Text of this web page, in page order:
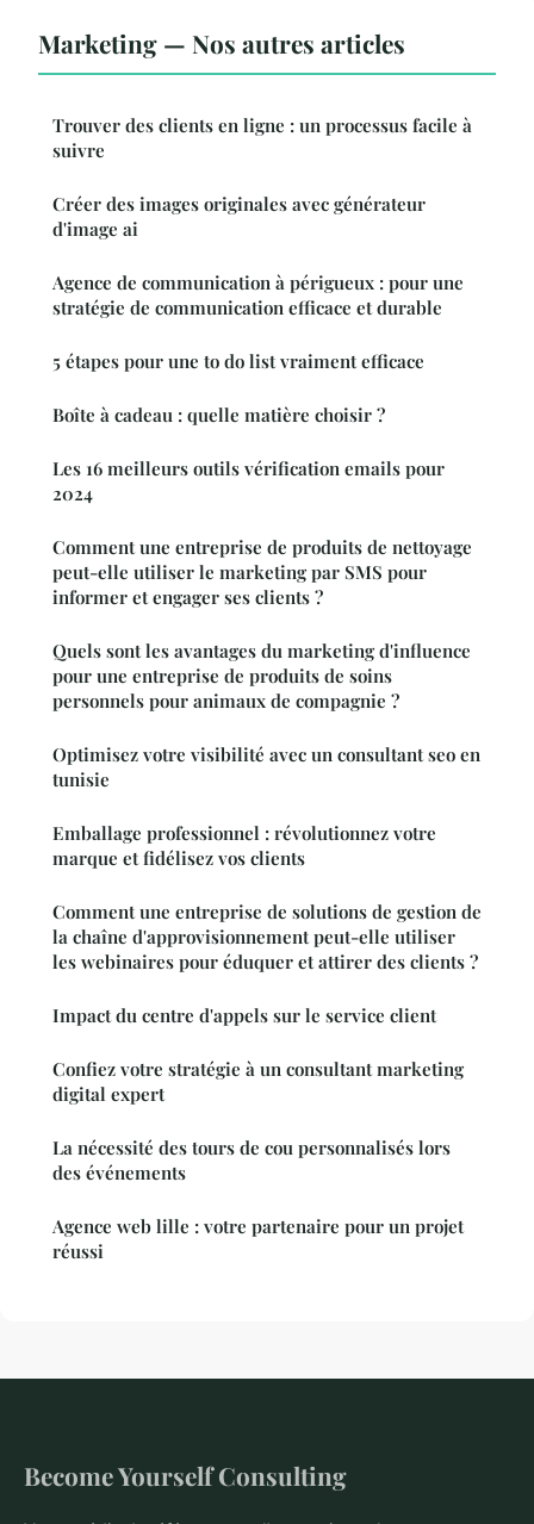
Marketing — Nos autres articles
Trouver des clients en ligne : un processus facile à
suivre
Créer des images originales avec générateur
d'image ai
Agence de communication à périgueux : pour une
stratégie de communication efficace et durable
5 étapes pour une to do list vraiment efficace
Boîte à cadeau : quelle matière choisir ?
Les 16 meilleurs outils vérification emails pour
2024
Comment une entreprise de produits de nettoyage
peut-elle utiliser le marketing par SMS pour
informer et engager ses clients ?
Quels sont les avantages du marketing d'influence
pour une entreprise de produits de soins
personnels pour animaux de compagnie ?
Optimisez votre visibilité avec un consultant seo en
tunisie
Emballage professionnel : révolutionnez votre
marque et fidélisez vos clients
Comment une entreprise de solutions de gestion de
la chaîne d'approvisionnement peut-elle utiliser
les webinaires pour éduquer et attirer des clients ?
Impact du centre d'appels sur le service client
Confiez votre stratégie à un consultant marketing
digital expert
La nécessité des tours de cou personnalisés lors
des événements
Agence web lille : votre partenaire pour un projet
réussi
Become Yourself Consulting